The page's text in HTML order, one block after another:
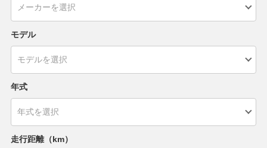
モデル
年式
走行距離（km）